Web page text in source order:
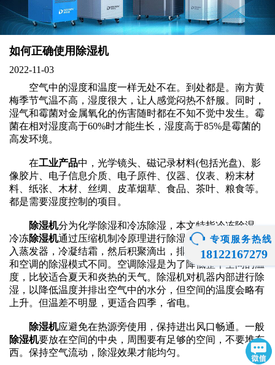
如何正确使用除湿机
2022-11-03
空气中的湿度和温度一样无处不在。到处都是。南方黄
梅季节气温不高，湿度很大，让人感觉闷热不舒服。同时，
湿气和霉菌对金属氧化的伤害随时都在不知不觉中发生。霉
菌在相对湿度高于60%时才能生长，湿度高于85%是霉菌的
高发环境。
在工业产品中，光学镜头、磁记录材料(包括光盘)、影
像胶片、电子信息介质、电子原件、仪器、仪表、粉末材
料、纸张、木材、丝绸、皮革烟草、食品、茶叶、粮食等。
都是需要湿度控制的项目。
除湿机分为化学除湿和冷冻除湿，本文特指冷冻除湿。
冷冻除湿机通过压缩机制冷原理进行除湿。空气中的水分进
入蒸发器，冷凝结霜，然后积聚滴出，排入出水口。除湿机
和空调的除湿模式不同。空调除湿是为了降低整个空间的温
度，比较适合夏天和炎热的天气。除湿机对机器内部进行除
湿，以降低温度并排出空气中的水分，但空间的温度会略有
上升。但温差不明显，更适合四季，省电。
除湿机应避免在热源旁使用，保持进出风口畅通。一般
除湿机要放在空间的中央，周围要有足够的空间，不要堆东
西。保持空气流动，除湿效果才能均匀。
专项服务热线
18122167279